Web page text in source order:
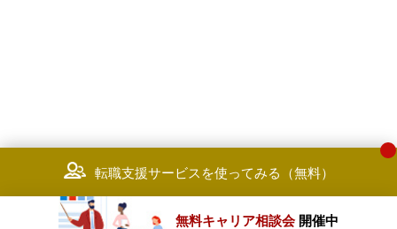
転職支援サービスを使ってみる（無料）
無料キャリア相談会 開催中